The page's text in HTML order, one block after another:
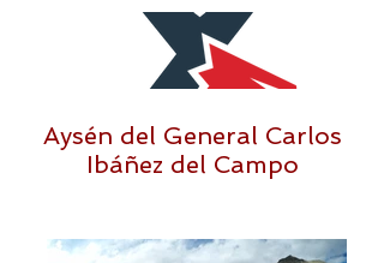
Aysén del General Carlos
Ibáñez del Campo